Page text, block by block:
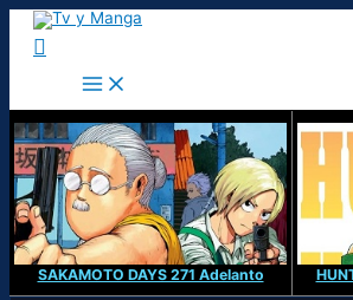
Ir
contenido
Buscar
SAKAMOTO DAYS 271 Adelanto